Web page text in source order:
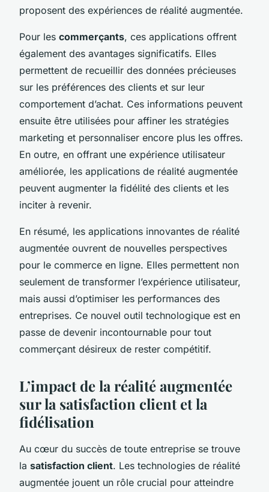
proposent des expériences de réalité augmentée.
Pour les commerçants, ces applications offrent
également des avantages significatifs. Elles
permettent de recueillir des données précieuses
sur les préférences des clients et sur leur
comportement d’achat. Ces informations peuvent
ensuite être utilisées pour affiner les stratégies
marketing et personnaliser encore plus les offres.
En outre, en offrant une expérience utilisateur
améliorée, les applications de réalité augmentée
peuvent augmenter la fidélité des clients et les
inciter à revenir.
En résumé, les applications innovantes de réalité
augmentée ouvrent de nouvelles perspectives
pour le commerce en ligne. Elles permettent non
seulement de transformer l’expérience utilisateur,
mais aussi d’optimiser les performances des
entreprises. Ce nouvel outil technologique est en
passe de devenir incontournable pour tout
commerçant désireux de rester compétitif.
L’impact de la réalité augmentée
sur la satisfaction client et la
fidélisation
Au cœur du succès de toute entreprise se trouve
la satisfaction client. Les technologies de réalité
augmentée jouent un rôle crucial pour atteindre